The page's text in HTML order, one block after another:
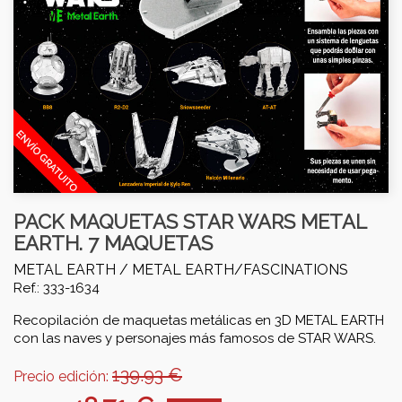
PACK MAQUETAS STAR WARS METAL
EARTH. 7 MAQUETAS
METAL EARTH / METAL EARTH/FASCINATIONS
Ref.: 333-1634
Recopilación de maquetas metálicas en 3D METAL EARTH
con las naves y personajes más famosos de STAR WARS.
Precio edición: 139.93 €